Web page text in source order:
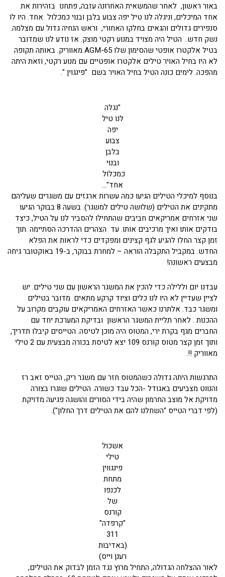
באור ראשון, לאחר שהמשאית האחרונה עזבה, פתחנו בזהירות את
אחד המיכלים, וניגלה לנו טיל יפה צבוע בלבן ובנוי כמכלול אחד. היו לו
סנפירים גדולים והגאים בחלקו האחורי, וראש הנחיה גדול עם מצלמה.
נשק חדש. הטיל היה מצויד במנוע רקטי מוצק. אז נודע לנו שמדובר
בטיל אלקטרו אופטי שהסימון שלו AGM-65 מאווריק. באותה תקופה
לא היו בחיל האויר טילים אלקטרו אופטיים עם מנוע רקטי, וזאת היתה
מהפכה. לימים כונה הטיל בחיל האויר בשם "פינגוין ".
"נגלה
לנו טיל
יפה
צבוע
בלבן
ובנוי
כמכלול
אחד"…
בנוסף למיכלי הטילים הגיעו כמה עשרות ארגזים עם משגרים שעליהם
מתקינים את הטילים (שלושה טילים למשגר). בשעה 8 בבוקר הגיעו
שני אזרחים אמריקאים חביבים שהתחילו להסביר לנו על הטיל, כיצד
בודקים אותו ואיך מרכיבים אותו. עד הצהרים ההדרכה הסתיימה .תוך
זמן קצר החלו להגיע לגף קצינים ומפקדים כדי לראות את הפלא
החדש. במקביל התקבלה הוראה – למחרת בבוקר, ב-19 באוקטובר גיחה
מבצעים ראשונה!
עבדנו יום וללילה כדי להכין את המשגר הראשון עם שני טילים. יש
לציין שעדיין לא היו לנו כלים וציוד קרקע מתאים. מדובר בטילים
ומשגר כבד. אלתרנו כאשר האזרחים האמריקאים עוקבים מקרוב על
ההכנות . לאחר תליית המשגר הראשון ובדיקת המערכת יחד עם
החברים מגף בקרת ירי, המטוס היה מוכן לטיסה. הטייסים קיבלו תדריך,
ותוך זמן קצר מטוס קורנס 109 יצא לטיסת בכורה מבצעית עם 2 טילי
מאווריק !!.
התרגשות היתה גדולה כשהמטוס חזר עם משגר ריק, הטייס זאב רז
והנווט מצביעים באגודל -הכל עבד כשורה. הטילים שוגרו בצורה
מדויקת אל מוצב החרמון שהיה בידי הסורים והושגה פגיעה מדויקת
(לפי דברי הטייס "השחלנו להם את הטילים דרך החלון").
אשכול
טילי
פינגווין
מתחת
לכנפו
של
קורנס
"קרפדה"
311
(באדיבות
רענן וייס)
לאור ההצלחה הגדולה, התחיל מרוץ נגד הזמן לבדוק את הטילים,